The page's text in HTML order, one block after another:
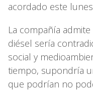
acordado este
La compañía
diésel sería
social y
tiempo, supondría
que podrían no